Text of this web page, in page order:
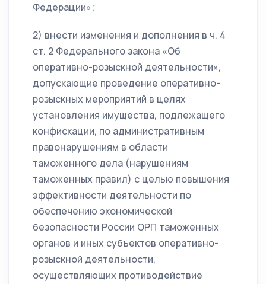
Федерации»;
2) внести изменения и дополнения в ч. 4
ст. 2 Федерального закона «Об
оперативно-розыскной деятельности»,
допускающие проведение оперативно-
розыскных мероприятий в целях
установления имущества, подлежащего
конфискации, по административным
правонарушениям в области
таможенного дела (нарушениям
таможенных правил) с целью повышения
эффективности деятельности по
обеспечению экономической
безопасности России ОРП таможенных
органов и иных субъектов оперативно-
розыскной деятельности,
осуществляющих противодействие